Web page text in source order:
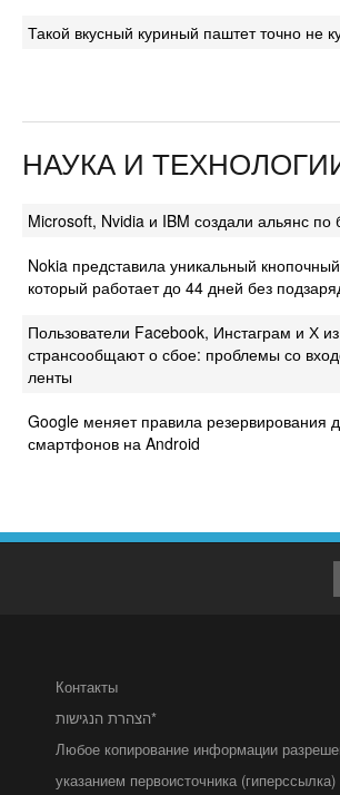
Такой вкусный куриный паштет точно не
НАУКА И
Microsoft, Nvidia и IBM создали альянс по
Nokia представила уникальный
который работает до 44 дней без
Пользователи Facebook, Инстаграм и Х
странсообщают о сбое: проблемы со
ленты
Google меняет правила резервирования
смартфонов на Android
Контакты
הצהרת הנגישות*
Любое копирование информации
указанием первоисточника